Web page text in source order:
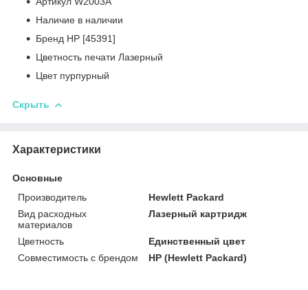
Наличие в наличии
Бренд HP [45391]
Цветность печати Лазерный
Цвет пурпурный
Скрыть
Характеристики
Основные
Производитель
Hewlett Packard
Вид расходных
материалов
Лазерный картридж
Цветность
Единственный цвет
Совместимость с брендом
HP (Hewlett Packard)